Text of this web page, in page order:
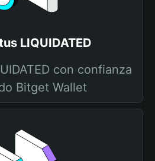
LIQUIDATED
con confianza
Bitget Wallet